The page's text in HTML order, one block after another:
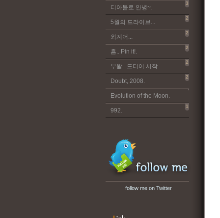
디아블로 안녕~.
3
5월의 드라이브...
2
외계어...
2
흠.. Pin it!.
2
부왘.. 드디어 시작...
2
Doubt, 2008.
2
Evolution of the Moon.
992.
1
follow me on Twitter